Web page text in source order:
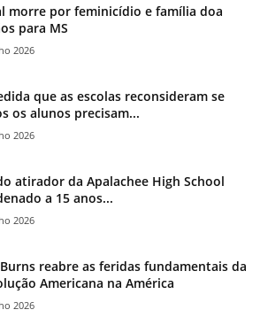
morre por feminicídio e família doa
para MS
2026
que as escolas reconsideram se
os alunos precisam...
2026
atirador da Apalachee High School
a 15 anos...
2026
reabre as feridas fundamentais da
Americana na América
2026